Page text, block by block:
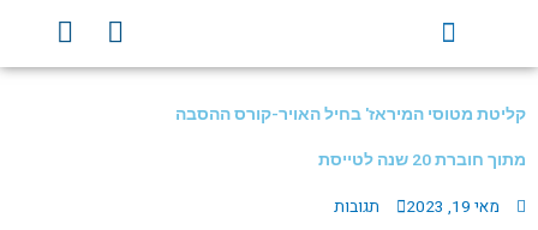
F
a
c
Y
o
u
קליטת מטוסי המיראז' בחיל האויר-קורס ההסבה
מתוך חוברת 20 שנה לטייסת
מאי 19, 2023 תגובות